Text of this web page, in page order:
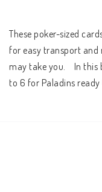
These poker-sized
for easy transport and
may take you.    In this
to 6 for Paladins